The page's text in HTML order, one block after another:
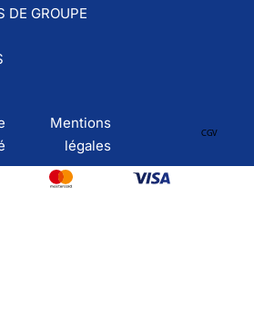
DE GROUPE
Mentions
légales
CGV